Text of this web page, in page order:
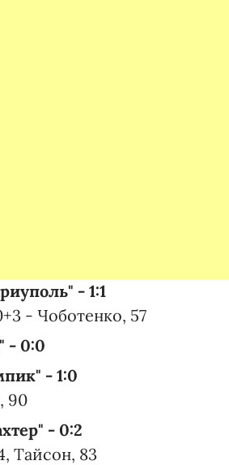
- 1:1
- Чоботенко, 57
- 0:0
- 1:0
90
- 0:2
Тайсон, 83